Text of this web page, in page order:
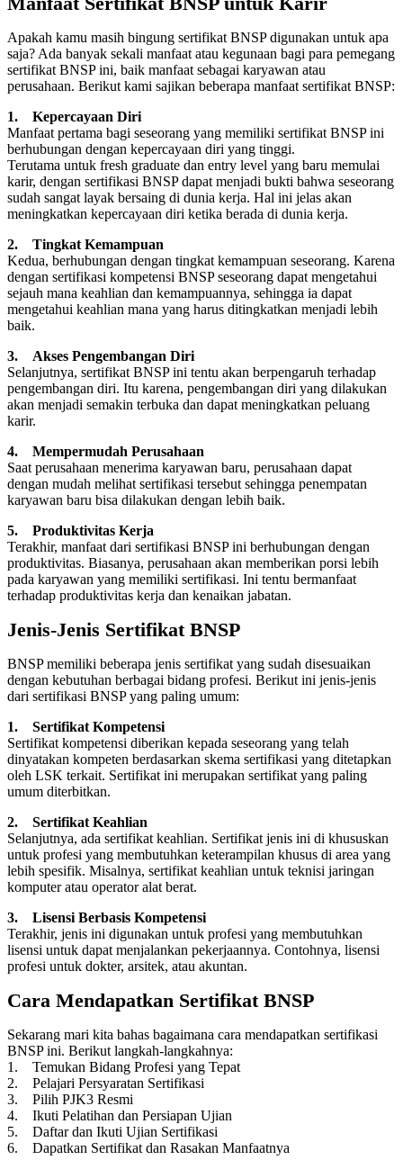
Apakah kamu masih bingung sertifikat BNSP digunakan untuk apa
saja? Ada banyak sekali manfaat atau kegunaan bagi para pemegang
sertifikat BNSP ini, baik manfaat sebagai karyawan atau
perusahaan. Berikut kami sajikan beberapa manfaat sertifikat BNSP:
1. Kepercayaan Diri
Manfaat pertama bagi seseorang yang memiliki sertifikat BNSP ini
berhubungan dengan kepercayaan diri yang tinggi.
Terutama untuk fresh graduate dan entry level yang baru memulai
karir, dengan sertifikasi BNSP dapat menjadi bukti bahwa seseorang
sudah sangat layak bersaing di dunia kerja. Hal ini jelas akan
meningkatkan kepercayaan diri ketika berada di dunia kerja.
2. Tingkat Kemampuan
Kedua, berhubungan dengan tingkat kemampuan seseorang. Karena
dengan sertifikasi kompetensi BNSP seseorang dapat mengetahui
sejauh mana keahlian dan kemampuannya, sehingga ia dapat
mengetahui keahlian mana yang harus ditingkatkan menjadi lebih
baik.
3. Akses Pengembangan Diri
Selanjutnya, sertifikat BNSP ini tentu akan berpengaruh terhadap
pengembangan diri. Itu karena, pengembangan diri yang dilakukan
akan menjadi semakin terbuka dan dapat meningkatkan peluang
karir.
4. Mempermudah Perusahaan
Saat perusahaan menerima karyawan baru, perusahaan dapat
dengan mudah melihat sertifikasi tersebut sehingga penempatan
karyawan baru bisa dilakukan dengan lebih baik.
5. Produktivitas Kerja
Terakhir, manfaat dari sertifikasi BNSP ini berhubungan dengan
produktivitas. Biasanya, perusahaan akan memberikan porsi lebih
pada karyawan yang memiliki sertifikasi. Ini tentu bermanfaat
terhadap produktivitas kerja dan kenaikan jabatan.
Jenis-Jenis Sertifikat BNSP
BNSP memiliki beberapa jenis sertifikat yang sudah disesuaikan
dengan kebutuhan berbagai bidang profesi. Berikut ini jenis-jenis
dari sertifikasi BNSP yang paling umum:
1. Sertifikat Kompetensi
Sertifikat kompetensi diberikan kepada seseorang yang telah
dinyatakan kompeten berdasarkan skema sertifikasi yang ditetapkan
oleh LSK terkait. Sertifikat ini merupakan sertifikat yang paling
umum diterbitkan.
2. Sertifikat Keahlian
Selanjutnya, ada sertifikat keahlian. Sertifikat jenis ini di khususkan
untuk profesi yang membutuhkan keterampilan khusus di area yang
lebih spesifik. Misalnya, sertifikat keahlian untuk teknisi jaringan
komputer atau operator alat berat.
3. Lisensi Berbasis Kompetensi
Terakhir, jenis ini digunakan untuk profesi yang membutuhkan
lisensi untuk dapat menjalankan pekerjaannya. Contohnya, lisensi
profesi untuk dokter, arsitek, atau akuntan.
Cara Mendapatkan Sertifikat BNSP
Sekarang mari kita bahas bagaimana cara mendapatkan sertifikasi
BNSP ini. Berikut langkah-langkahnya:
1. Temukan Bidang Profesi yang Tepat
2. Pelajari Persyaratan Sertifikasi
3. Pilih PJK3 Resmi
4. Ikuti Pelatihan dan Persiapan Ujian
5. Daftar dan Ikuti Ujian Sertifikasi
6. Dapatkan Sertifikat dan Rasakan Manfaatnya